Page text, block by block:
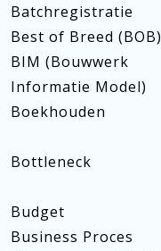
Batchregistratie
Best of Breed (BOB)
BIM (Bouwwerk
Informatie Model)
Boekhouden
Bottleneck
Budget
Business Proces